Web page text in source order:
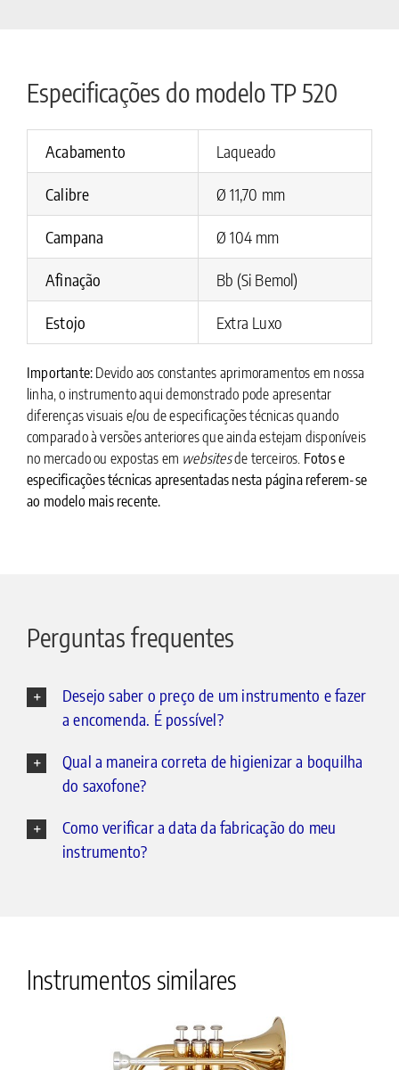
Especificações do modelo TP 520
Acabamento Laqueado
Calibre Ø 11,70 mm
Campana Ø 104 mm
Afinação Bb (Si Bemol)
Estojo Extra Luxo
Importante: Devido aos constantes aprimoramentos em nossa
linha, o instrumento aqui demonstrado pode apresentar
diferenças visuais e/ou de especificações técnicas quando
comparado à versões anteriores que ainda estejam disponíveis
no mercado ou expostas em websitesde terceiros. Fotos e
especificações técnicas apresentadas nesta página referem-se
ao modelo mais recente.
Perguntas frequentes
Desejo saber o preço de um instrumento e fazer
a encomenda. É possível?
Qual a maneira correta de higienizar a boquilha
do saxofone?
Como verificar a data da fabricação do meu
instrumento?
Instrumentos similares